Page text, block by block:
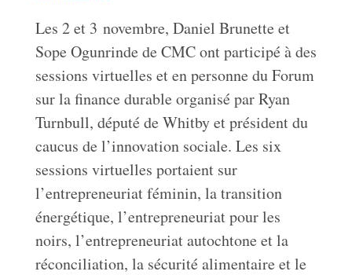
Les 2 et 3 novembre, Daniel Brunette et
Sope Ogunrinde de CMC ont participé à des
sessions virtuelles et en personne du Forum
sur la finance durable organisé par Ryan
Turnbull, député de Whitby et président du
caucus de l’innovation sociale. Les six
sessions virtuelles portaient sur
l’entrepreneuriat féminin, la transition
énergétique, l’entrepreneuriat pour les
noirs, l’entrepreneuriat autochtone et la
réconciliation, la sécurité alimentaire et le